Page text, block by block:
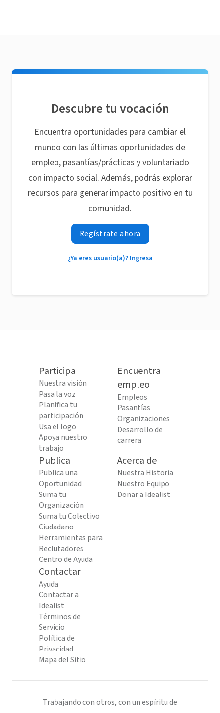
Descubre tu vocación
Encuentra oportunidades para cambiar el
mundo con las últimas oportunidades de
empleo, pasantías/prácticas y voluntariado
con impacto social. Además, podrás explorar
recursos para generar impacto positivo en tu
comunidad.
Regístrate ahora
¿Ya eres usuario(a)? Ingresa
Participa
Nuestra visión
Pasa la voz
Planifica tu
participación
Usa el logo
Apoya nuestro
trabajo
Encuentra
empleo
Empleos
Pasantías
Organizaciones
Desarrollo de
carrera
Publica
Publica una
Oportunidad
Suma tu
Organización
Suma tu Colectivo
Ciudadano
Herramientas para
Reclutadores
Centro de Ayuda
Acerca de
Nuestra Historia
Nuestro Equipo
Donar a Idealist
Contactar
Ayuda
Contactar a
Idealist
Términos de
Servicio
Política de
Privacidad
Mapa del Sitio
Trabajando con otros, con un espíritu de